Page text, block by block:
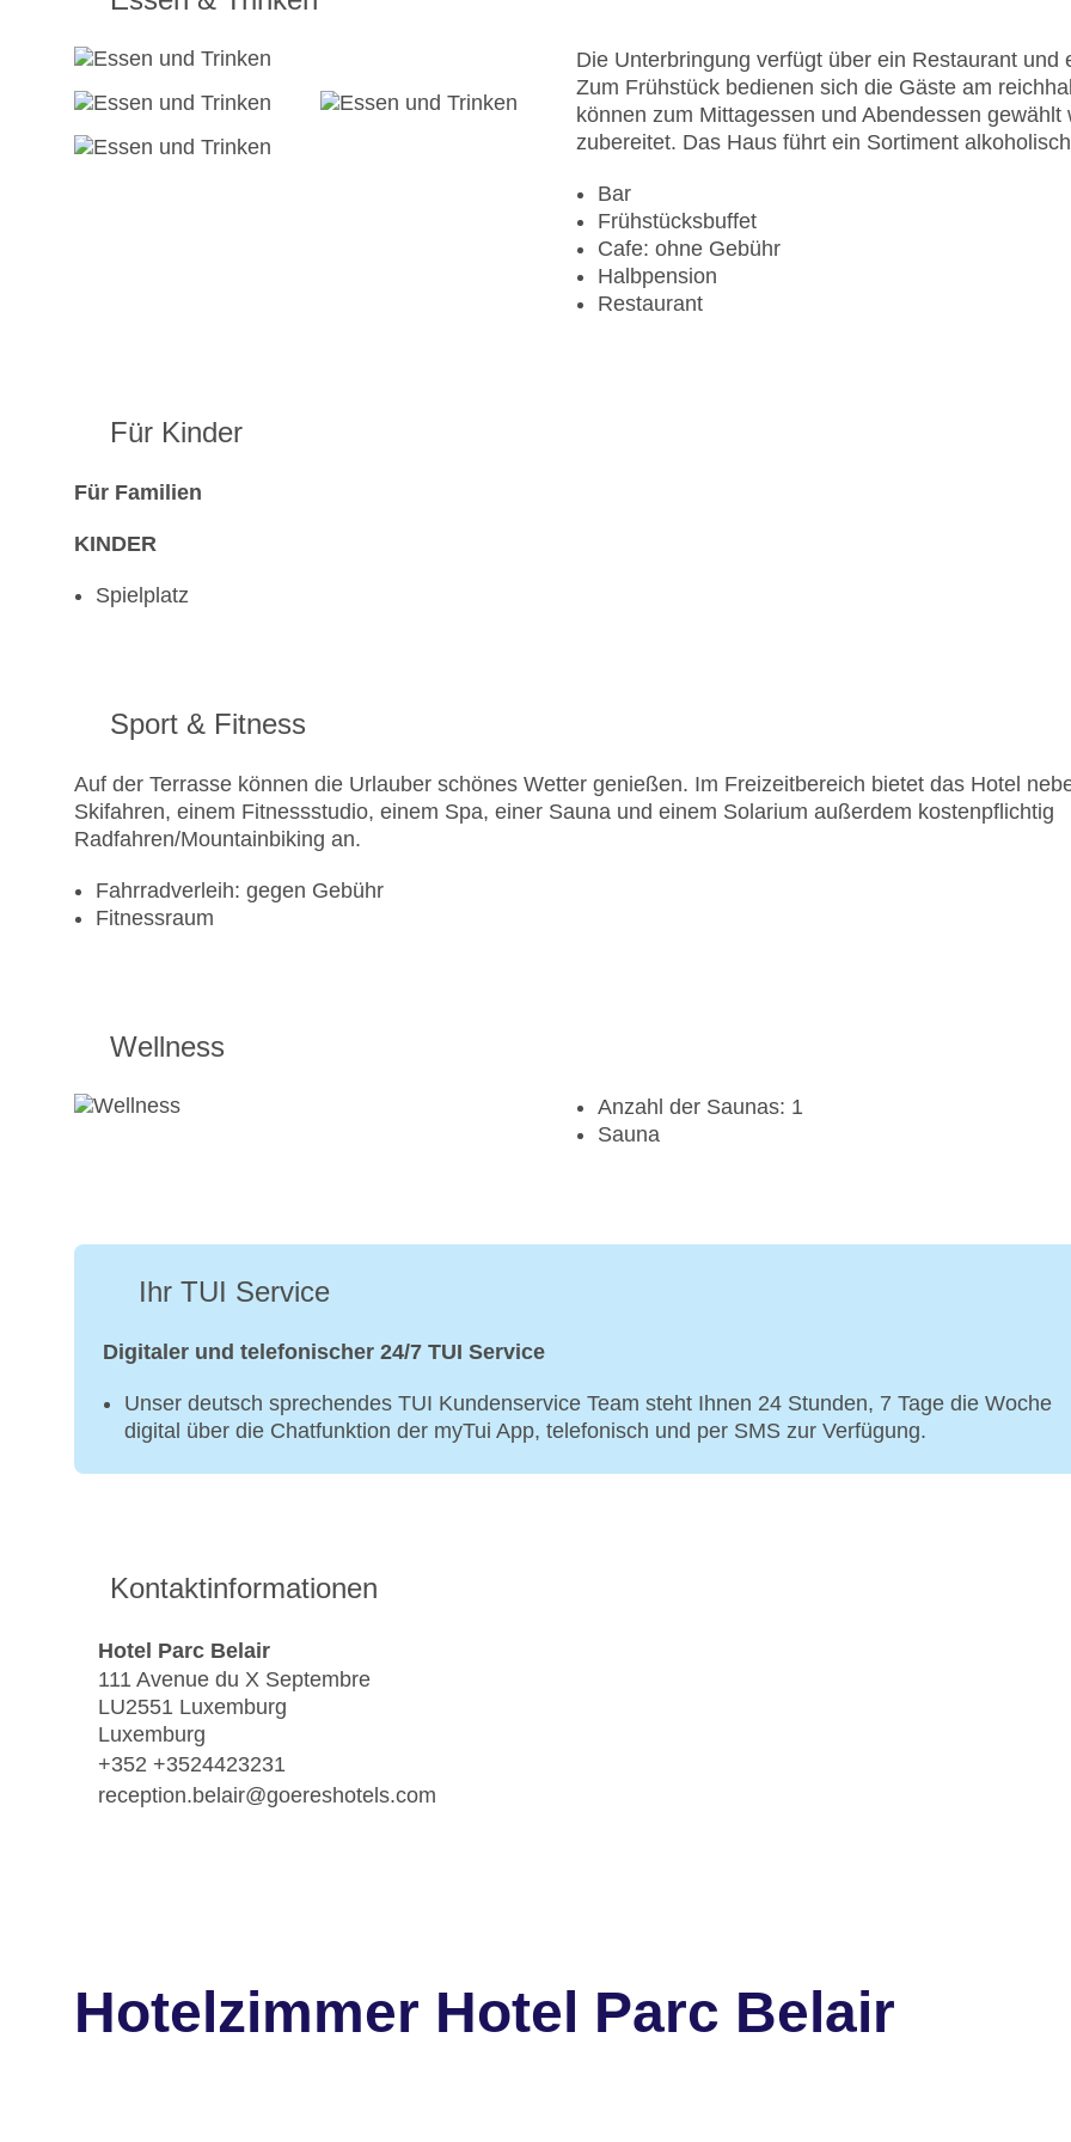
Die Unterbringung verfügt über ein Restaurant
Zum Frühstück bedienen sich die Gäste am
können zum Mittagessen und Abendessen
zubereitet. Das Haus führt ein Sortiment
Bar
Frühstücksbuffet
Cafe: ohne Gebühr
Halbpension
Restaurant
Für Kinder
Für Familien
KINDER
Spielplatz
Sport & Fitness
Auf der Terrasse können die Urlauber schönes Wetter genießen. Im Freizeitbereich bietet das Hotel
Skifahren, einem Fitnessstudio, einem Spa, einer Sauna und einem Solarium außerdem kostenpflichtig
Radfahren/Mountainbiking an.
Fahrradverleih: gegen Gebühr
Fitnessraum
Wellness
Anzahl der Saunas: 1
Sauna
Ihr TUI Service
Digitaler und telefonischer 24/7 TUI Service
Unser deutsch sprechendes TUI Kundenservice Team steht Ihnen 24 Stunden, 7 Tage die Woche
digital über die Chatfunktion der myTui App, telefonisch und per SMS zur Verfügung.
Kontaktinformationen
Hotel Parc Belair
111 Avenue du X Septembre
LU2551 Luxemburg
Luxemburg
+352 +3524423231
reception.belair@goereshotels.com
Hotelzimmer Hotel Parc Belair